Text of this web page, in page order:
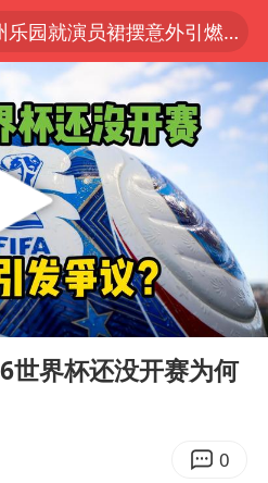
徐州乐园就演员裙摆意外引燃致歉
私人饭局被偷拍
卫士110 HSE限时降价
鼓励居家办公
银行上调存款利率
阳加盟《披荆斩棘》
新疆生产建设兵团生态环境局原局长被查
平卫生间补漏注胶花1.55万
02:44
世界杯还没开赛为何
0